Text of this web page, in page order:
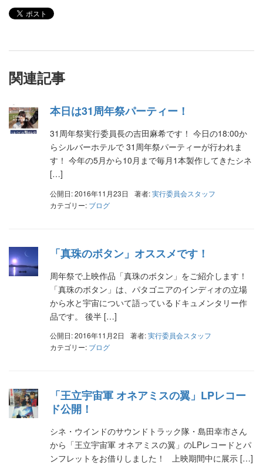
関連記事
本日は31周年祭パーティー！
31周年祭実行委員長の吉田麻希です！ 今日の18:00か
らシルバーホテルで 31周年祭パーティーが行われま
す！ 今年の5月から10月まで毎月1本製作してきたシネ
[…]
公開日: 2016年11月23日 著者:実行委員会スタッフ
カテゴリー: ブログ
「真珠のボタン」オススメです！
周年祭で上映作品「真珠のボタン」をご紹介します！
「真珠のボタン」は、パタゴニアのインディオの立場
から水と宇宙について語っているドキュメンタリー作
品です。 後半 […]
公開日: 2016年11月2日 著者:実行委員会スタッフ
カテゴリー: ブログ
「王立宇宙軍 オネアミスの翼」LPレコー
ド公開！
シネ・ウインドのサウンドトラック隊・島田幸市さん
から「王立宇宙軍 オネアミスの翼」のLPレコードとパ
ンフレットをお借りしました！ 上映期間中に展示 […]